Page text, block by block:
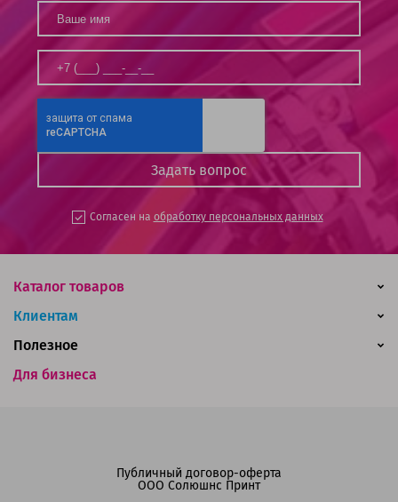
Согласен на обработку персональных данных
Каталог товаров
Клиентам
Для бизнеса
Полезное
Публичный договор-оферта
ООО Солюшнс Принт